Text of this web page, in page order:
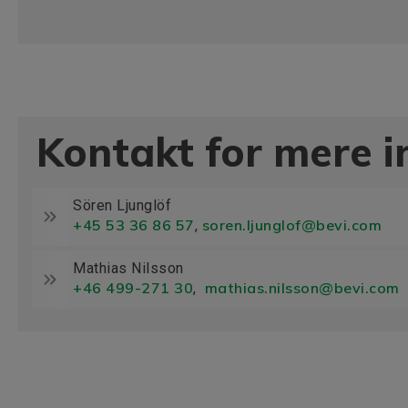
Kontakt for mere
Sören Ljunglöf
+45 53 36 86 57, soren.ljunglof@bevi.com
Mathias Nilsson
+46 499-271 30, mathias.nilsson@bevi.com